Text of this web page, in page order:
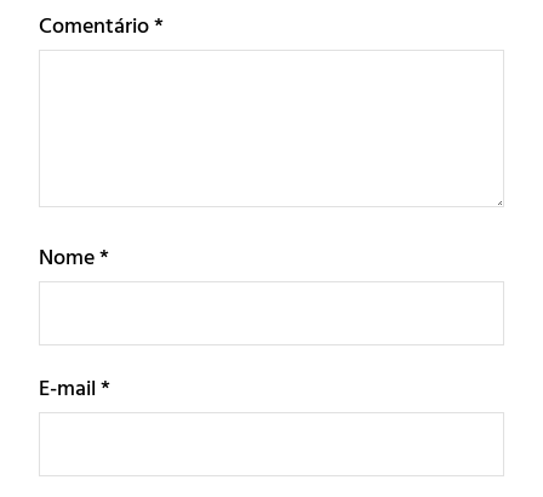
Comentário*
Nome*
E-mail*